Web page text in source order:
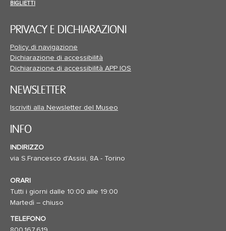
BIGLIETTI
PRIVACY E DICHIARAZIONI
Policy di navigazione
Dichiarazione di accessibilità
Dichiarazione di accessibilità APP IOS
NEWSLETTER
Iscriviti alla Newsletter del Museo
INFO
INDIRIZZO
via S.Francesco d'Assisi, 8A - Torino
ORARI
Tutti i giorni dalle 10:00 alle 19:00
Martedì – chiuso
TELEFONO